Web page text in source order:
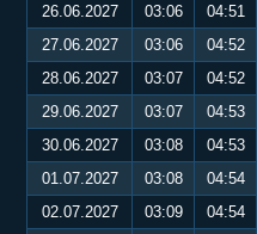
26.06.2027
03:06 04:51
27.06.2027
03:06 04:52
28.06.2027
03:07 04:52
29.06.2027
03:07 04:53
30.06.2027
03:08 04:53
01.07.2027
03:08 04:54
02.07.2027
03:09 04:54